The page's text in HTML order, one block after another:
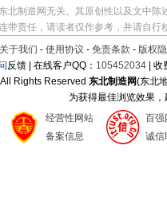
北制造网无关。其原创性以及文中
带责任，请读者仅作参考，并请自行
关于我们 - 使用协议 - 免责条款 - 版权
反馈 | 在线客户QQ： 105452034 |
Rights Reserved东北制造网(东北
为获得最佳浏览效果
经营性网站
备案信息
百强
诚信